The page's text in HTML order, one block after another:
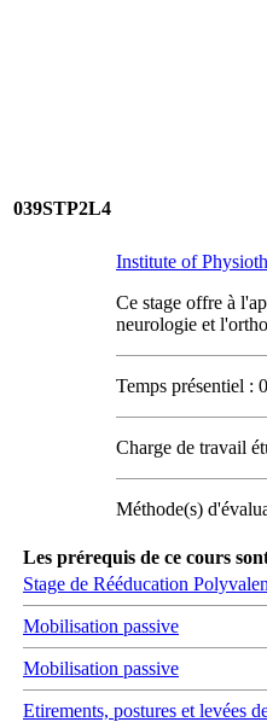
039STP2L4
Institute of
Ce stage offre à
neurologie et
Temps présentiel :
Charge de travail
Méthode(s)
Les prérequis de ce cours
Stage de Rééducation
Mobilisation passive
Mobilisation passive
Etirements, postures et levées